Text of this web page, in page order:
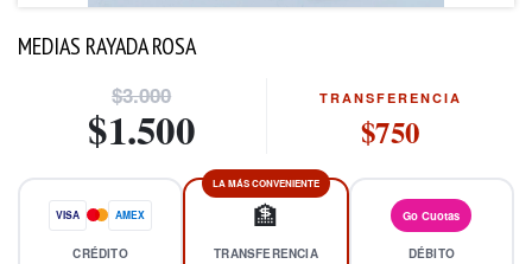
MEDIAS RAYADA ROSA
$3.000
$1.500
TRANSFERENCIA
$750
VISA AMEX
CRÉDITO
LA MÁS CONVENIENTE
🏦
TRANSFERENCIA
Go Cuotas
DÉBITO